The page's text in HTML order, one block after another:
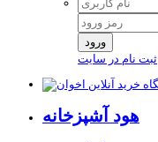
ورود
ثبت نام در سایت
هود آشپزخانه